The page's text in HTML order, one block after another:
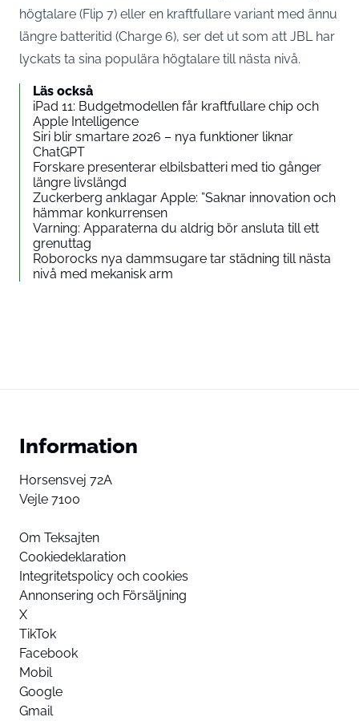
högtalare (Flip 7) eller en kraftfullare variant med ännu
längre batteritid (Charge 6), ser det ut som att JBL har
lyckats ta sina populära högtalare till nästa nivå.
Läs också
iPad 11: Budgetmodellen får kraftfullare chip och
Apple Intelligence
Siri blir smartare 2026 – nya funktioner liknar
ChatGPT
Forskare presenterar elbilsbatteri med tio gånger
längre livslängd
Zuckerberg anklagar Apple: ”Saknar innovation och
hämmar konkurrensen
Varning: Apparaterna du aldrig bör ansluta till ett
grenuttag
Roborocks nya dammsugare tar städning till nästa
nivå med mekanisk arm
Information
Horsensvej 72A
Vejle 7100
Om Teksajten
Cookiedeklaration
Integritetspolicy och cookies
Annonsering och Försäljning
X
TikTok
Facebook
Mobil
Google
Gmail